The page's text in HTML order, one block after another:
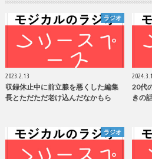
ラジオ
2023.2.13
収録休止中に前立腺を悪くした編集
長とただただ老け込んだなかもら
2024.3.1
20代
きの
ラジオ